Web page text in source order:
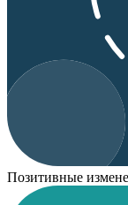
Позитивные